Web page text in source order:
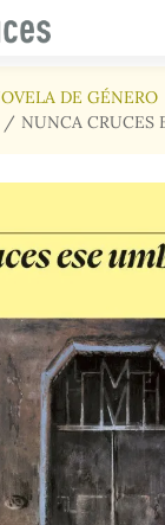
DE GÉNERO
NUNCA CRUCES